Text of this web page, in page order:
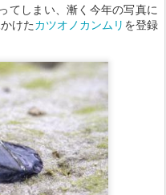
てしまい、漸く今年の写真に
けたカツオノカンムリ を登録